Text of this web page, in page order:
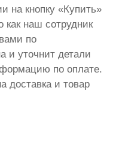
на кнопку «Купить»
как наш сотрудник
по
и уточнит детали
по оплате.
доставка и товар